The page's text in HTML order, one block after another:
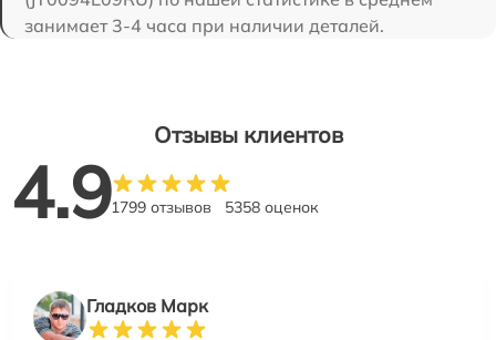
занимает 3-4 часа при наличии деталей.
Отзывы клиентов
4.91799 отзывов 5358 оценок
Гладков Марк